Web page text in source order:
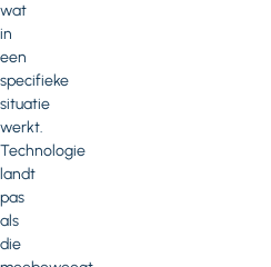
wat
in
een
specifieke
situatie
werkt.
Technologie
landt
pas
als
die